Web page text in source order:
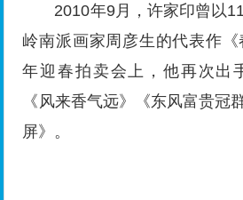
2010年9月，许家印曾以
岭南派画家周彦生的代表作
年迎春拍卖会上，他再次出
《风来香气远》《东风富贵冠
屏》。